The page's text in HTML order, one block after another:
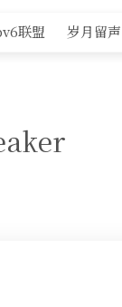
联盟 岁月留声